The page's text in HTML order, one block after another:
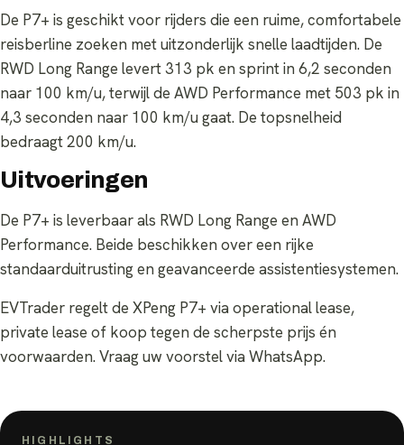
De P7+ is geschikt voor rijders die een ruime, comfortabele
reisberline zoeken met uitzonderlijk snelle laadtijden. De
RWD Long Range levert 313 pk en sprint in 6,2 seconden
naar 100 km/u, terwijl de AWD Performance met 503 pk in
4,3 seconden naar 100 km/u gaat. De topsnelheid
bedraagt 200 km/u.
Uitvoeringen
De P7+ is leverbaar als RWD Long Range en AWD
Performance. Beide beschikken over een rijke
standaarduitrusting en geavanceerde assistentiesystemen.
EVTrader regelt de XPeng P7+ via operational lease,
private lease of koop tegen de scherpste prijs én
voorwaarden. Vraag uw voorstel via WhatsApp.
HIGHLIGHTS